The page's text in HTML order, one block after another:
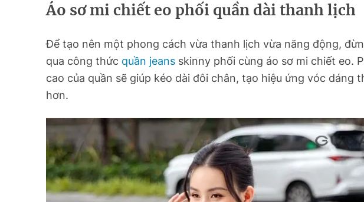
Áo sơ mi chiết eo phối quần dài thanh lịch
Để tạo nên một phong cách vừa thanh lịch vừa năng động,
qua công thức quần jeans skinny phối cùng áo sơ mi chiết eo.
cao của quần sẽ giúp kéo dài đôi chân, tạo hiệu ứng vóc dáng
hơn.